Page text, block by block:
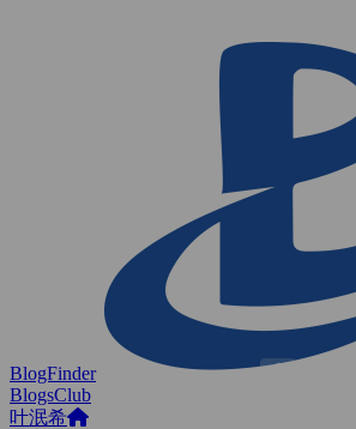
BlogFinder
BlogsClub
叶泯希